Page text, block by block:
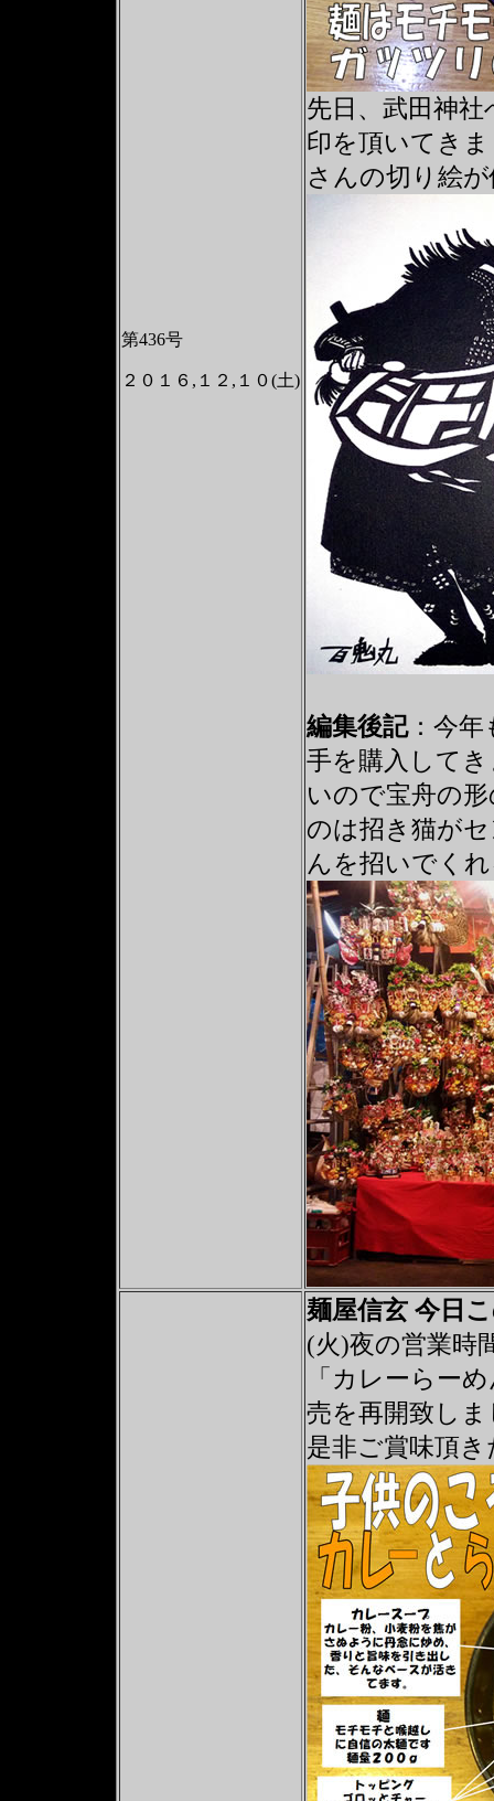
第436号
２０１６,１２,１０(土)
先日、武田神
印を頂いてき
さんの切り絵
編集後記：今年
手を購入して
いので宝舟の
のは招き猫が
んを招いでく
麺屋信玄 今日
(火)夜の営業時
「カレーらー
売を再開致し
是非ご賞味頂